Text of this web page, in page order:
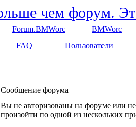
Forum.BMWorc
BMWorc
FAQ Пользователи
Сообщение форума
Вы не авторизованы на форуме или
произойти по одной из нескольких